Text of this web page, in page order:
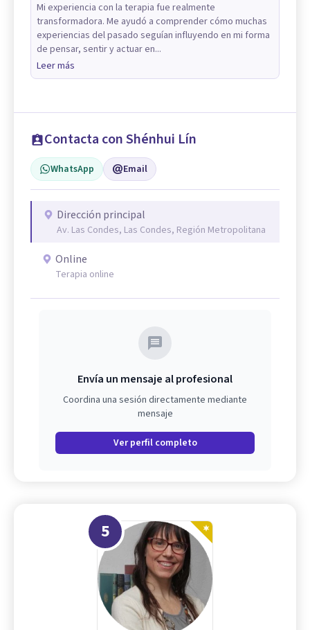
Mi experiencia con la terapia fue realmente
transformadora. Me ayudó a comprender cómo muchas
experiencias del pasado seguían influyendo en mi forma
de pensar, sentir y actuar en...
Leer más
Contacta con Shénhui Lín
WhatsApp Email
Dirección principal
Av. Las Condes, Las Condes, Región Metropolitana
Online
Terapia online
Envía un mensaje al profesional
Coordina una sesión directamente mediante
mensaje
Ver perfil completo
5